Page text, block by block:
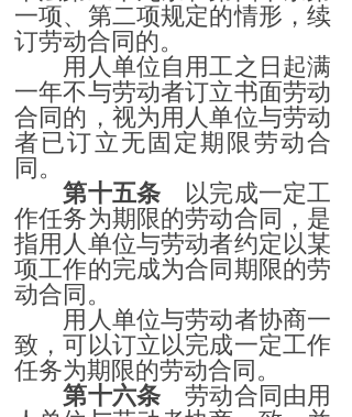
一项、第二项规定的情形，续
订劳动合同的。
用人单位自用工之日起满
一年不与劳动者订立书面劳动
合同的，视为用人单位与劳动
者已订立无固定期限劳动合
同。
第十五条 以完成一定工
作任务为期限的劳动合同，是
指用人单位与劳动者约定以某
项工作的完成为合同期限的劳
动合同。
用人单位与劳动者协商一
致，可以订立以完成一定工作
任务为期限的劳动合同。
第十六条 劳动合同由用